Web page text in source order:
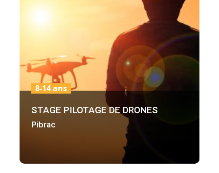
STAGE PILOTAGE DE DRONES
Pibrac
8-14 ans